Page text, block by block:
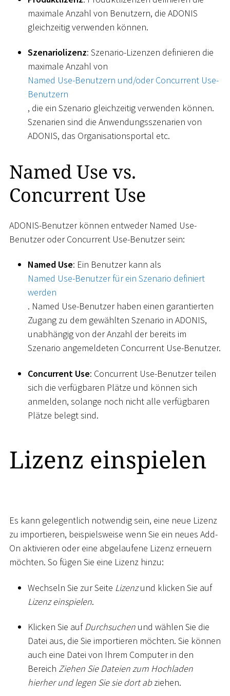
maximale Anzahl von Benutzern, die ADONIS
gleichzeitig verwenden können.
Szenariolizenz: Szenario-Lizenzen definieren die
maximale Anzahl von
Named Use-Benutzern und/oder Concurrent Use-
Benutzern
, die ein Szenario gleichzeitig verwenden können.
Szenarien sind die Anwendungsszenarien von
ADONIS, das Organisationsportal etc.
Named Use vs.
Concurrent Use
ADONIS-Benutzer können entweder Named Use-
Benutzer oder Concurrent Use-Benutzer sein:
Named Use: Ein Benutzer kann als
Named Use-Benutzer für ein Szenario definiert
werden
. Named Use-Benutzer haben einen garantierten
Zugang zu dem gewählten Szenario in ADONIS,
unabhängig von der Anzahl der bereits im
Szenario angemeldeten Concurrent Use-Benutzer.
Concurrent Use: Concurrent Use-Benutzer teilen
sich die verfügbaren Plätze und können sich
anmelden, solange noch nicht alle verfügbaren
Plätze belegt sind.
Lizenz einspielen
Es kann gelegentlich notwendig sein, eine neue Lizenz
zu importieren, beispielsweise wenn Sie ein neues Add-
On aktivieren oder eine abgelaufene Lizenz erneuern
möchten. So fügen Sie eine Lizenz hinzu:
Wechseln Sie zur Seite Lizenzund klicken Sie auf
Lizenz einspielen.
Klicken Sie aufDurchsuchen und wählen Sie die
Datei aus, die Sie importieren möchten. Sie können
auch eine Datei von Ihrem Computer in den
Bereich Ziehen Sie Dateien zum Hochladen
hierher und legen Sie sie dort abziehen.